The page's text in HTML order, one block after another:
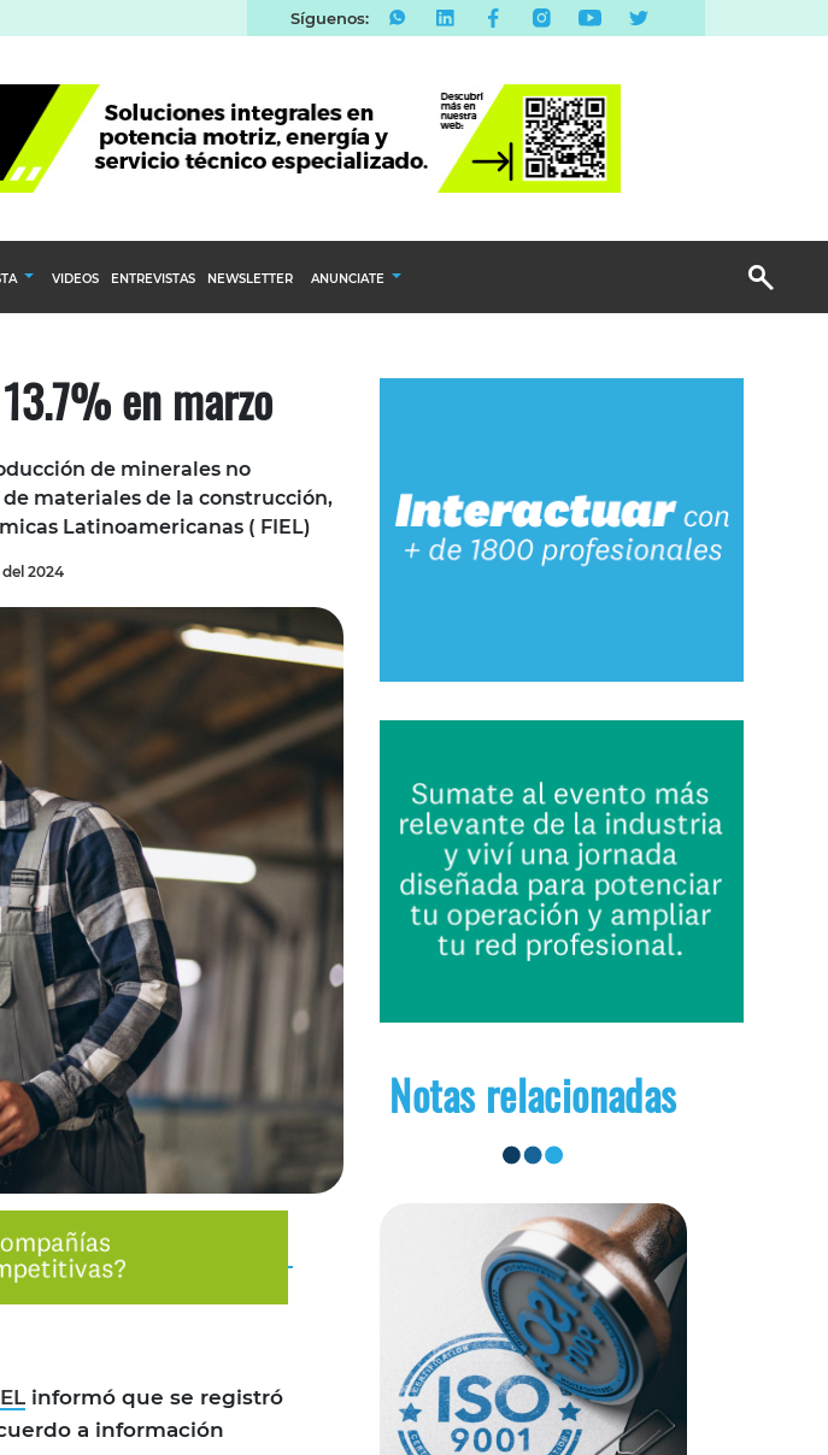
Síguenos:
INGRESAR
SUSCRÍBASE
VIDEOS ENTREVISTAS NEWSLETTER ANUNCIATE
Email Marketing
en marzo
de minerales no
materiales de la construcción,
Latinoamericanas ( FIEL)
2024
informó que se registró
a información
Notas relacionadas